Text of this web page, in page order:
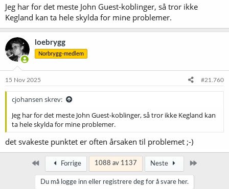
Jeg har for det meste John Guest-koblinger, så tror ikke
Kegland kan ta hele skylda for mine problemer.
loebrygg
Norbrygg-medlem
15 Nov 2025 #21.760
cjohansen skrev:
Jeg har for det meste John Guest-koblinger, så tror ikke Kegland kan
ta hele skylda for mine problemer.
det svakeste punktet er often årsaken til problemet ;-)
Først Forrige 1088 av 1137 Neste
Du må logge inn eller registrere deg for å svare her.